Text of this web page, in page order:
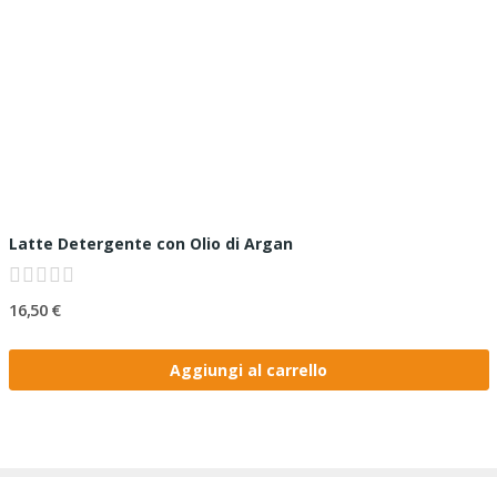
Latte Detergente con Olio di Argan
16,50 €
Aggiungi al carrello